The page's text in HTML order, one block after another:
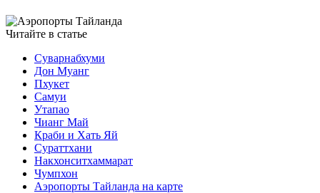
Читайте в статье
Суварнабхуми
Дон Муанг
Пхукет
Самуи
Утапао
Чианг Май
Краби и Хать Яй
Сураттхани
Накхонситхаммарат
Чумпхон
Аэропорты Тайланда на карте